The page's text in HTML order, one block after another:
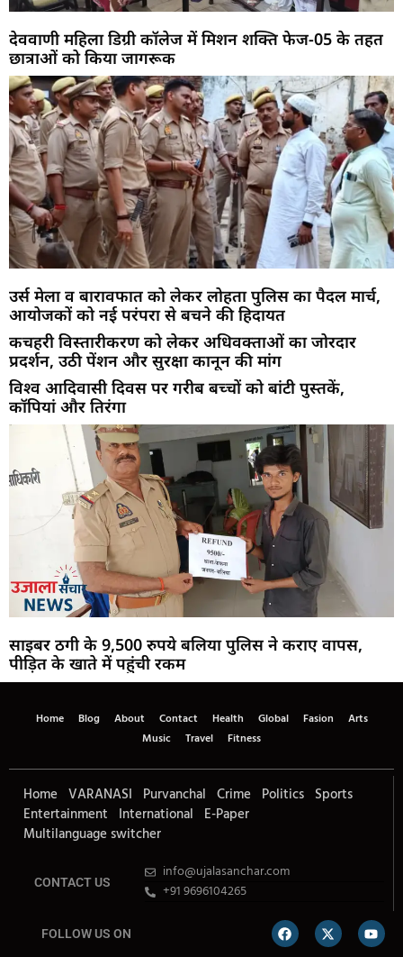
देववाणी महिला डिग्री कॉलेज में मिशन शक्ति फेज-05 के तहत
छात्राओं को किया जागरूक
उर्स मेला व बारावफात को लेकर लोहता पुलिस का पैदल मार्च,
आयोजकों को नई परंपरा से बचने की हिदायत
कचहरी विस्तारीकरण को लेकर अधिवक्ताओं का जोरदार
प्रदर्शन, उठी पेंशन और सुरक्षा कानून की मांग
विश्व आदिवासी दिवस पर गरीब बच्चों को बांटी पुस्तकें,
कॉपियां और तिरंगा
साइबर ठगी के 9,500 रुपये बलिया पुलिस ने कराए वापस,
पीड़ित के खाते में पहुंची रकम
Home Blog About Contact Health Global Fasion
Arts
Music
Travel Fitness
Home VARANASI Purvanchal Crime Politics Sports
Entertainment International E-Paper
Multilanguage switcher
CONTACT US
info@ujalasanchar.com
+91 9696104265
FOLLOW US ON